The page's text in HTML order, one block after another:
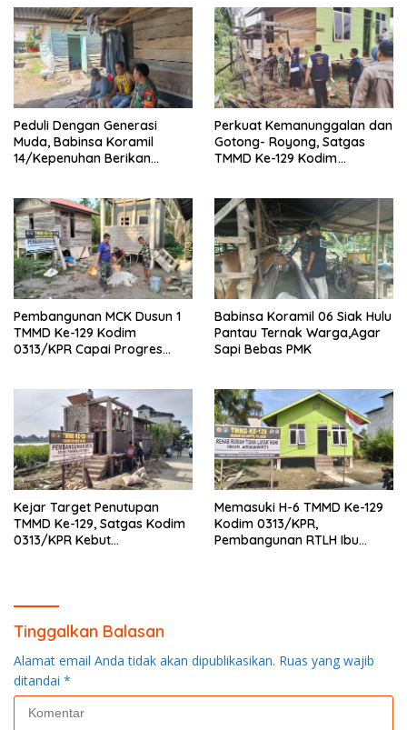
Peduli Dengan Generasi
Muda, Babinsa Koramil
14/Kepenuhan Berikan
Perkuat Kemanunggalan dan
Gotong- Royong, Satgas
TMMD Ke-129 Kodim
Rumah Bapak Dedi
Pembangunan MCK Dusun 1
TMMD Ke-129 Kodim
0313/KPR Capai Progres
Babinsa Koramil 06 Siak Hulu
Pantau Ternak Warga,Agar
Sapi Bebas PMK
Kejar Target Penutupan
TMMD Ke-129, Satgas Kodim
0313/KPR Kebut
Memasuki H-6 TMMD Ke-129
Kodim 0313/KPR,
Pembangunan RTLH Ibu
Tinggalkan Balasan
Alamat email Anda tidak akan dipublikasikan. Ruas yang wajib
ditandai *